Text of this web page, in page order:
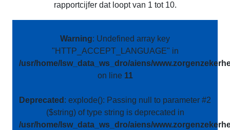
rapportcijfer dat loopt van 1 tot 10.
Warning: Undefined array key
"HTTP_ACCEPT_LANGUAGE" in
/usr/home/lsw_data_ws_dro/aiens/
on line 11
Deprecated : explode(): Passing null to parameter #2
($string) of type string is deprecated in
/usr/home/lsw_data_ws_dro/aiens/